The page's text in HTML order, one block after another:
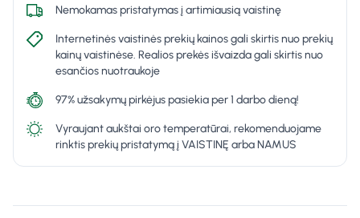
Nemokamas pristatymas į artimiausią vaistinę
Internetinės vaistinės prekių kainos gali skirtis nuo prekių
kainų vaistinėse. Realios prekės išvaizda gali skirtis nuo
esančios nuotraukoje
97% užsakymų pirkėjus pasiekia per 1 darbo dieną!
Vyraujant aukštai oro temperatūrai, rekomenduojame
rinktis prekių pristatymą į VAISTINĘ arba NAMUS